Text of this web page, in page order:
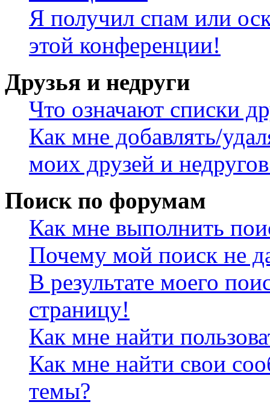
Я получил спам или
этой конференции!
Друзья и недруги
Что означают списки
Как мне добавлять/
моих друзей и
Поиск по форумам
Как мне выполнить
Почему мой поиск не
В результате моего
страницу!
Как мне найти
Как мне найти свои
темы?